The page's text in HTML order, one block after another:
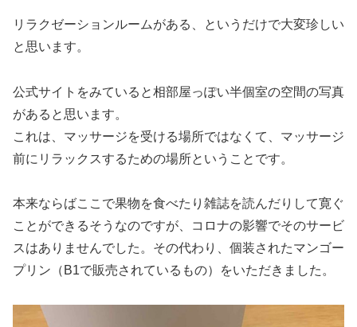
リラクゼーションルームがある、というだけで大変珍しい
と思います。
公式サイトをみていると相部屋っぽい半個室の空間の写真
があると思います。
これは、マッサージを受ける場所ではなくて、マッサージ
前にリラックスするための場所ということです。
本来ならばここで果物を食べたり雑誌を読んだりして寛ぐ
ことができるそうなのですが、コロナの影響でそのサービ
スはありませんでした。その代わり、個装されたマンゴー
プリン（B1で販売されているもの）をいただきました。